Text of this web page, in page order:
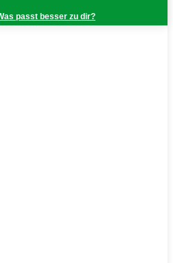
passt besser zu dir?